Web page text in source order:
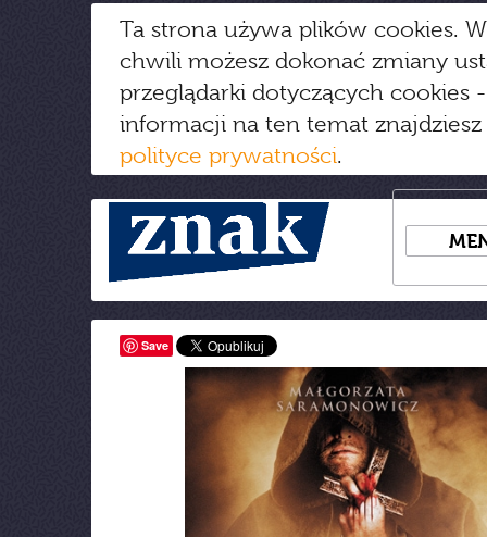
Ta strona używa plików cookies.
chwili możesz dokonać zmiany
przeglądarki dotyczących cookies
informacji na ten temat
polityce prywatności.
Save